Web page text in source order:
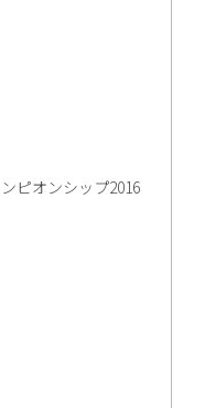
ピオンシップ2016